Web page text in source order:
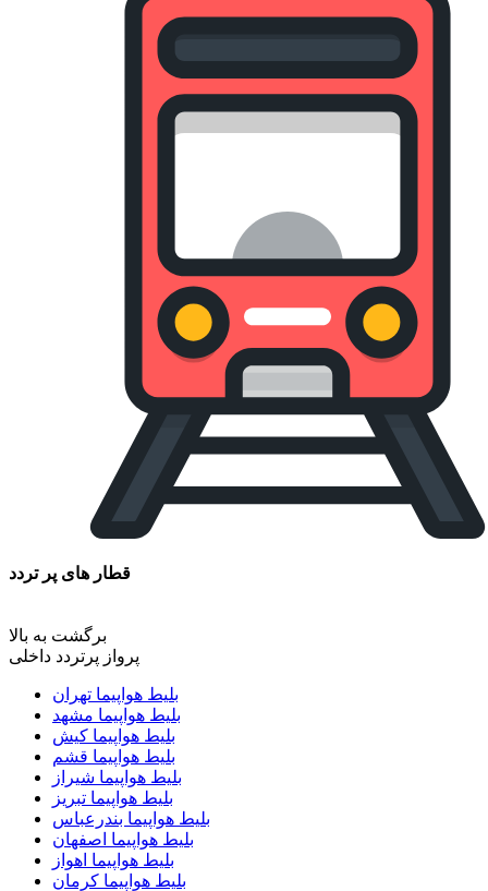
قطار های پر تردد
پرواز پرتردد داخلی
بلیط هواپیما تهران
بلیط هواپیما مشهد
بلیط هواپیما کیش
بلیط هواپیما قشم
بلیط هواپیما شیراز
بلیط هواپیما تبریز
بلیط هواپیما بندرعباس
بلیط هواپیما اصفهان
بلیط هواپیما اهواز
بلیط هواپیما کرمان